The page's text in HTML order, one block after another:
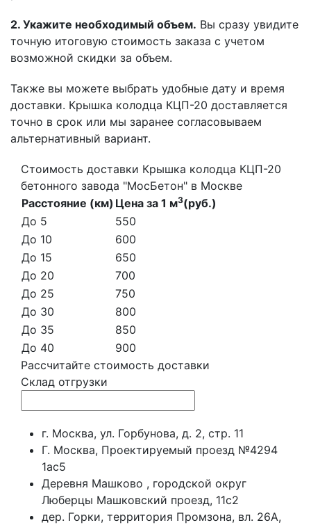
2. Укажите необходимый объем. Вы сразу увидите
точную итоговую стоимость заказа с учетом
возможной скидки за объем.
Также вы можете выбрать удобные дату и время
доставки. Крышка колодца КЦП-20 доставляется
точно в срок или мы заранее согласовываем
альтернативный вариант.
Стоимость доставки Крышка колодца КЦП-20
бетонного завода "МосБетон" в Москве
Расстояние (км) Цена за 1 м3(руб.)
До 5
550
До 10
600
До 15
650
До 20
700
До 25
750
До 30
800
До 35
850
До 40
900
Рассчитайте стоимость доставки
Склад отгрузки
г. Москва, ул. Горбунова, д. 2, стр. 11
Г. Москва, Проектируемый проезд №4294
1ас5
Деревня Машково , городской округ
Люберцы Машковский проезд, 11с2
дер. Горки, территория Промзона, вл. 26А,